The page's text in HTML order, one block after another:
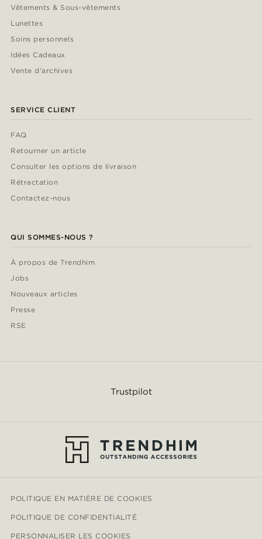
Vêtements & Sous-vêtements
Lunettes
Soins personnels
Idées Cadeaux
Vente d'archives
SERVICE CLIENT
FAQ
Retourner un article
Consulter les options de livraison
Rétractation
Contactez-nous
QUI SOMMES-NOUS ?
À propos de Trendhim
Jobs
Nouveaux articles
Presse
RSE
Trustpilot
POLITIQUE EN MATIÈRE DE COOKIES
POLITIQUE DE CONFIDENTIALITÉ
PERSONNALISER LES COOKIES